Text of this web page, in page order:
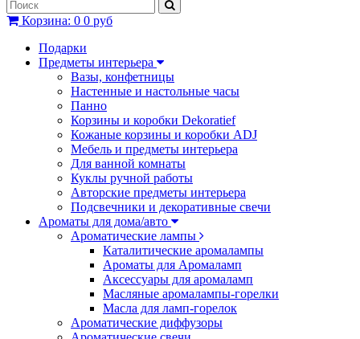
Корзина: 0 0 руб
Подарки
Предметы интерьера
Вазы, конфетницы
Настенные и настольные часы
Панно
Корзины и коробки Dekoratief
Кожаные корзины и коробки ADJ
Мебель и предметы интерьера
Для ванной комнаты
Куклы ручной работы
Авторские предметы интерьера
Подсвечники и декоративные свечи
Ароматы для дома/авто
Ароматические лампы
Каталитические аромалампы
Ароматы для Аромаламп
Аксессуары для аромаламп
Масляные аромалампы-горелки
Масла для ламп-горелок
Ароматические диффузоры